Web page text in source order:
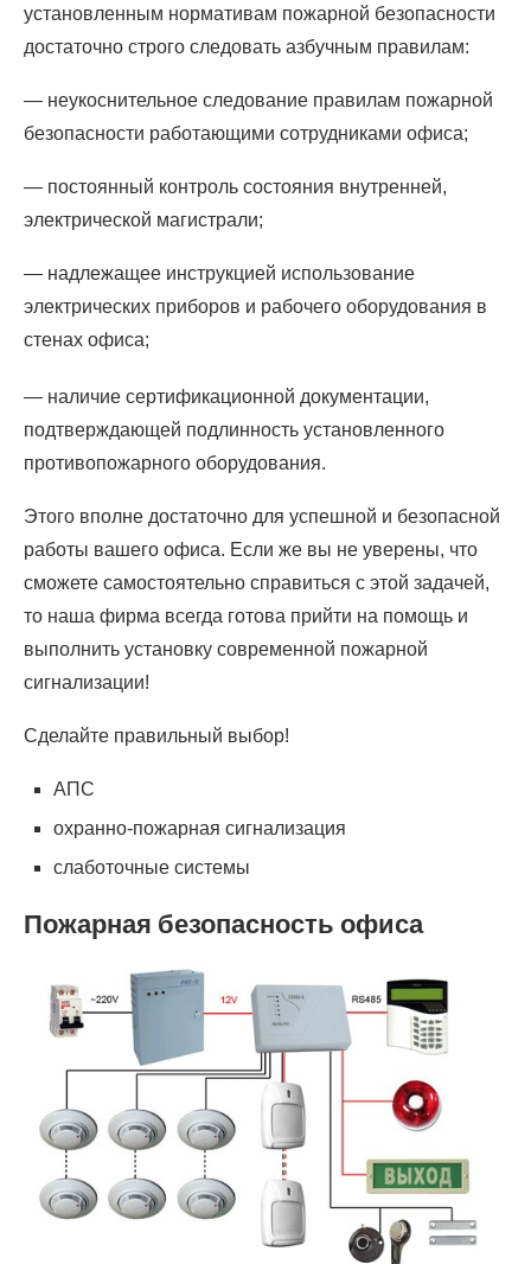
установленным нормативам пожарной безопасности
достаточно строго следовать азбучным правилам:
— неукоснительное следование правилам пожарной
безопасности работающими сотрудниками офиса;
— постоянный контроль состояния внутренней,
электрической магистрали;
— надлежащее инструкцией использование
электрических приборов и рабочего оборудования в
стенах офиса;
— наличие сертификационной документации,
подтверждающей подлинность установленного
противопожарного оборудования.
Этого вполне достаточно для успешной и безопасной
работы вашего офиса. Если же вы не уверены, что
сможете самостоятельно справиться с этой задачей,
то наша фирма всегда готова прийти на помощь и
выполнить установку современной пожарной
сигнализации!
Сделайте правильный выбор!
АПС
охранно-пожарная сигнализация
слаботочные системы
Пожарная безопасность офиса